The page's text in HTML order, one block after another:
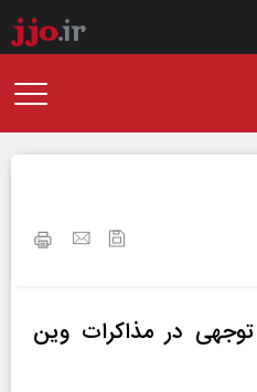
در مذاکرات وین